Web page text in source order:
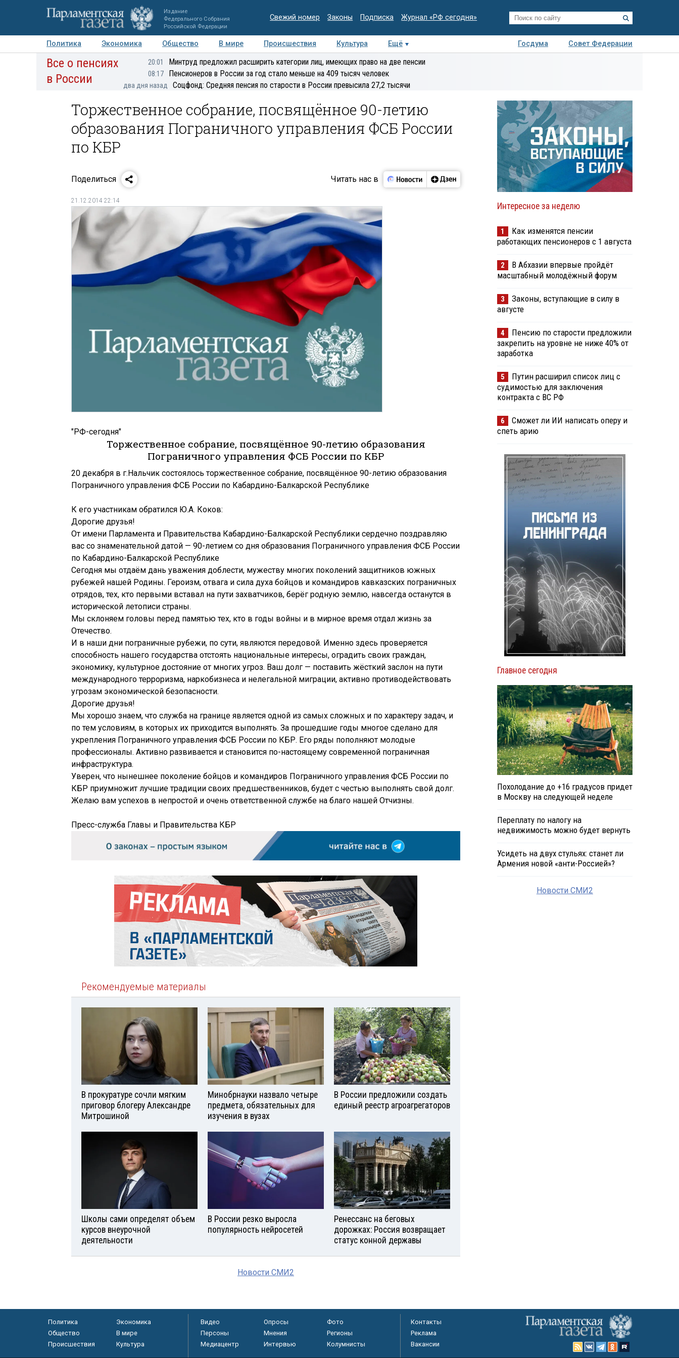
Издание
Федерального Собрания
Российской Федерации
Свежий номер Законы Подписка Журнал «РФ сегодня»
Политика Экономика Общество В мире Происшествия Культура Ещё Госдума
Совет Федерации
Авторы Персоны Мнения Регионы Медиацентр Интервью Колумнисты
Деловая
Все о пенсиях
в России
20:01 Минтруд предложил расширить категории лиц, имеющих право на две пенсии
08:17 Пенсионеров в России за год стало меньше на 409 тысяч человек
два дня назад Соцфонд: Средняя пенсия по старости в России превысила 27,2 тысячи
Торжественное собрание, посвящённое 90-летию
образования Пограничного управления ФСБ России
по КБР
Поделиться Читать нас в
21.12.2014 22:14
"РФ-сегодня"
Торжественное собрание, посвящённое 90-летию образования
Пограничного управления ФСБ России по КБР
20 декабря в г.Нальчик состоялось торжественное собрание, посвящённое 90-летию образования
Пограничного управления ФСБ России по Кабардино-Балкарской Республике
К его участникам обратился Ю.А. Коков:
Дорогие друзья!
От имени Парламента и Правительства Кабардино-Балкарской Республики сердечно поздравляю
вас со знаменательной датой — 90-летием со дня образования Пограничного управления ФСБ России
по Кабардино-Балкарской Республике
Сегодня мы отдаём дань уважения доблести, мужеству многих поколений защитников южных
рубежей нашей Родины. Героизм, отвага и сила духа бойцов и командиров кавказских пограничных
отрядов, тех, кто первыми вставал на пути захватчиков, берёг родную землю, навсегда останутся в
исторической летописи страны.
Мы склоняем головы перед памятью тех, кто в годы войны и в мирное время отдал жизнь за
Отечество.
И в наши дни пограничные рубежи, по сути, являются передовой. Именно здесь проверяется
способность нашего государства отстоять национальные интересы, оградить своих граждан,
экономику, культурное достояние от многих угроз. Ваш долг — поставить жёсткий заслон на пути
международного терроризма, наркобизнеса и нелегальной миграции, активно противодействовать
угрозам экономической безопасности.
Дорогие друзья!
Мы хорошо знаем, что служба на границе является одной из самых сложных и по характеру задач, и
по тем условиям, в которых их приходится выполнять. За прошедшие годы многое сделано для
укрепления Пограничного управления ФСБ России по КБР. Его ряды пополняют молодые
профессионалы. Активно развивается и становится по-настоящему современной пограничная
инфраструктура.
Уверен, что нынешнее поколение бойцов и командиров Пограничного управления ФСБ России по
КБР приумножит лучшие традиции своих предшественников, будет с честью выполнять свой долг.
Желаю вам успехов в непростой и очень ответственной службе на благо нашей Отчизны.
Пресс-служба Главы и Правительства КБР
Рекомендуемые материалы
В прокуратуре сочли мягким
приговор блогеру Александре
Митрошиной
Минобрнауки назвало четыре
предмета, обязательных для
изучения в вузах
В России предложили создать
единый реестр агроагрегаторов
Школы сами определят объем
курсов внеурочной
деятельности
В России резко выросла
популярность нейросетей
Ренессанс на беговых
дорожках: Россия возвращает
статус конной державы
Новости СМИ2
Интересное за неделю
1
Как изменятся пенсии
работающих пенсионеров с 1 августа
2
В Абхазии впервые пройдёт
масштабный молодёжный форум
3
Законы, вступающие в силу в
августе
4
Пенсию по старости предложили
закрепить на уровне не ниже 40% от
заработка
5
Путин расширил список лиц с
судимостью для заключения
контракта с ВС РФ
6
Сможет ли ИИ написать оперу и
спеть арию
Главное сегодня
Похолодание до +16 градусов придет
в Москву на следующей неделе
Переплату по налогу на
недвижимость можно будет вернуть
Усидеть на двух стульях: станет ли
Армения новой «анти-Россией»?
Новости СМИ2
Политика
Экономика
Общество
В мире
Происшествия
Культура
Видео Опросы
Фото
Персоны
Мнения
Регионы
Медиацентр
Интервью Колумнисты
Контакты
Реклама
Вакансии